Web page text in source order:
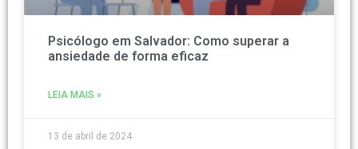
Psicólogo em Salvador: Como superar a
ansiedade de forma eficaz
LEIA MAIS »
13 de abril de 2024